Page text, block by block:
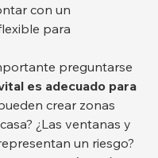
con un
para
preguntarse
es adecuado para
crear zonas
¿Las ventanas y
un riesgo?